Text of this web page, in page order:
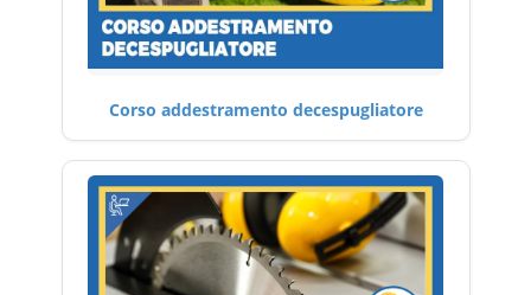
Corso addestramento decespugliatore